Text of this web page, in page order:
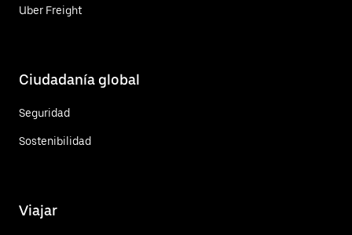
Uber Freight
Ciudadanía global
Seguridad
Sostenibilidad
Viajar